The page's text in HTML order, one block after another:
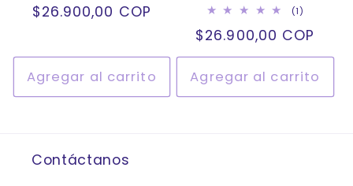
Precio
$26.900,00 COP
Agregar al carrito
(1)
totales
Precio
habitual
$26.900,00 COP
Agregar al carrito
Contáctanos